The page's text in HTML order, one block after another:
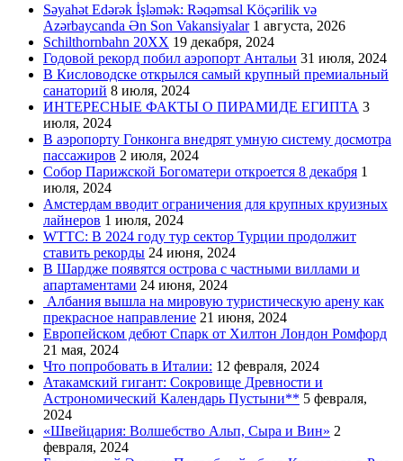
Səyahət Edərək İşləmək: Rəqəmsal Köçərilik və
Azərbaycanda Ən Son Vakansiyalar 1 августа, 2026
Schilthornbahn 20XX 19 декабря, 2024
Годовой рекорд побил аэропорт Антальи 31 июля, 2024
В Кисловодске открылся самый крупный премиальный
санаторий 8 июля, 2024
ИНТЕРЕСНЫЕ ФАКТЫ О ПИРАМИДЕ ЕГИПТА 3
июля, 2024
В аэропорту Гонконга внедрят умную систему досмотра
пассажиров 2 июля, 2024
Собор Парижской Богоматери откроется 8 декабря 1
июля, 2024
Амстердам вводит ограничения для крупных круизных
лайнеров 1 июля, 2024
WTTC: В 2024 году тур сектор Турции продолжит
ставить рекорды 24 июня, 2024
В Шардже появятся острова с частными виллами и
апартаментами 24 июня, 2024
Албания вышла на мировую туристическую арену как
прекрасное направление 21 июня, 2024
Европейском дебют Спарк от Хилтон Лондон Ромфорд
21 мая, 2024
Что попробовать в Италии: 12 февраля, 2024
Атакамский гигант: Сокровище Древности и
Астрономический Календарь Пустыни** 5 февраля,
2024
«Швейцария: Волшебство Альп, Сыра и Вин» 2
февраля, 2024